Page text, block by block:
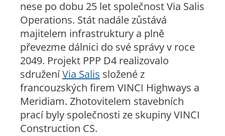
nese po dobu 25 let společnost Via Salis
Operations. Stát nadále zůstává
majitelem infrastruktury a plně
převezme dálnici do své správy v roce
2049. Projekt PPP D4 realizovalo
sdruženíVia Salis složené z
francouzských firem VINCI Highways a
Meridiam. Zhotovitelem stavebních
prací byly společnosti ze skupiny VINCI
Construction CS.